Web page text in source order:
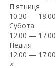
П'ятниця
10:30 — 18:00
Субота
12:00 — 17:00
Неділя
12:00 — 17:00
×